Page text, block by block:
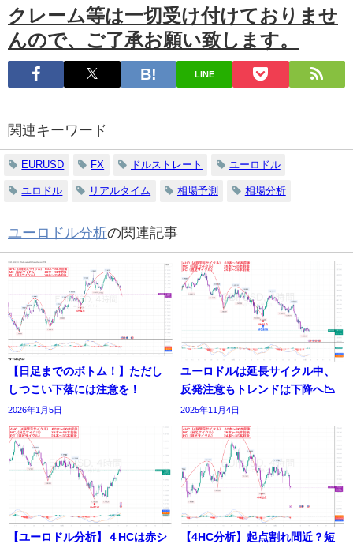
クレーム等は一切受け付けておりませ
んので、ご了承お願い致します。
LINE
関連キーワード
EURUSD FX ドルストレート ユーロドル
ユロドル リアルタイム 相場予測 相場分析
ユーロドル分析の関連記事
【日足までのボトム！】ただし
しつこい下落には注意を！
2026年1月5日
ユーロドルは延長サイクル中、
反発注意もトレンドは下降へ📉
2025年11月4日
【ユーロドル分析】４HCは赤シ
【4HC分析】起点割れ間近？短